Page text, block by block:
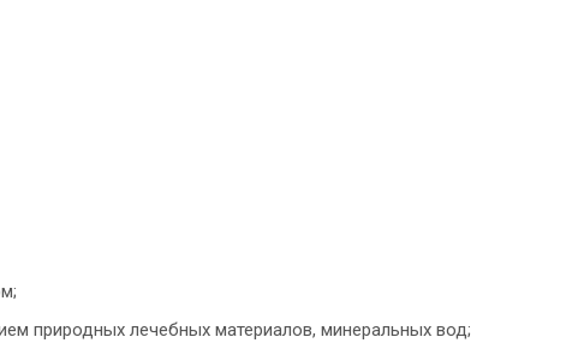
природных лечебных материалов, минеральных вод;